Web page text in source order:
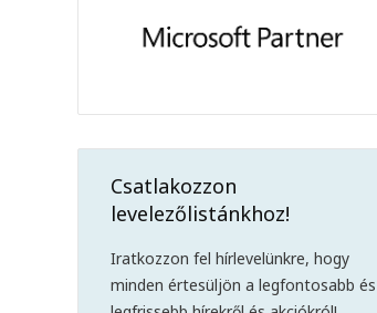
Csatlakozzon
levelezőlistánkhoz!
Iratkozzon fel hírlevelünkre, hogy
minden értesüljön a legfontosabb és